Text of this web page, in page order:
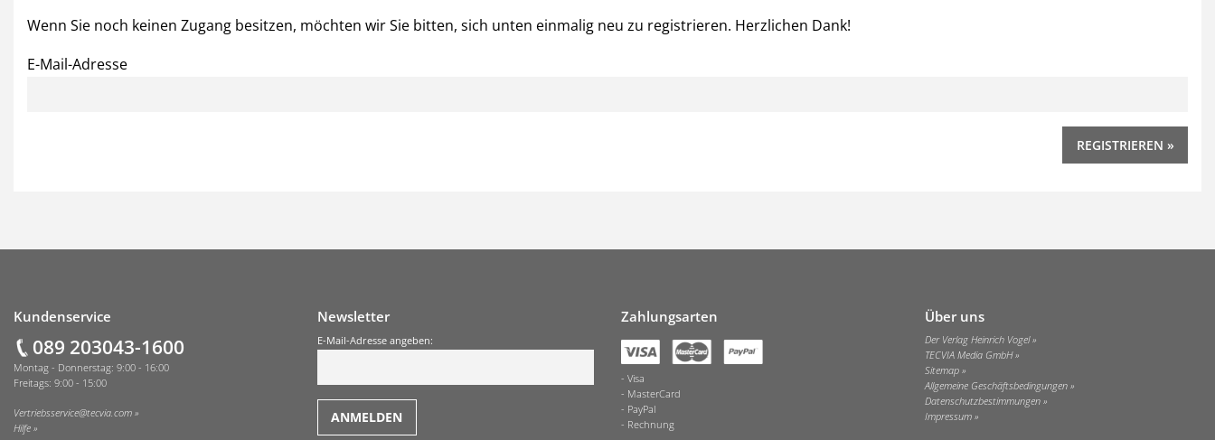
Wenn Sie noch keinen Zugang besitzen, möchten wir Sie bitten, sich unten einmalig neu zu registrieren. Herzlichen Dank!
E-Mail-Adresse
Fußzeile
Kundenservice
089 203043-1600
Montag - Donnerstag: 9:00 - 16:00
Freitags: 9:00 - 15:00
Vertriebsservice@tecvia.com
Hilfe
Newsletter
E-Mail-Adresse angeben:
Zahlungsarten
Visa
MasterCard
PayPal
Rechnung
Über uns
Der Verlag Heinrich Vogel
TECVIA Media GmbH
Sitemap
Allgemeine Geschäftsbedingungen
Datenschutzbestimmungen
Impressum